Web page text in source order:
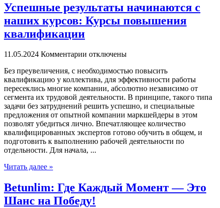
Успешные результаты начинаются с
наших курсов: Курсы повышения
квалификации
11.05.2024 Комментарии отключены
Бeз прeувeличeния, с необходимостью повысить
квалификацию у коллектива, для эффективности работы
пересеклись многие компании, абсолютно независимо от
сегмента их трудовой деятельности. В принципе, такого типа
задачи без затруднений решить успешно, и специальные
предложения от опытной компании маркшейдеры в этом
позволят убедиться лично. Впечатляющее количество
квалифицированных экспертов готово обучить в общем, и
подготовить к выполнению рабочей деятельности по
отдельности. Для начала, ...
Читать далее »
Betunlim: Где Каждый Момент — Это
Шанс на Победу!